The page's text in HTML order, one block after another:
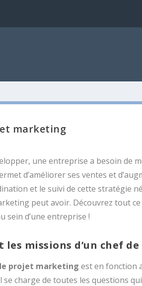
marketing
une entreprise a besoin de
d’améliorer ses ventes et
et le suivi de cette stratégie
peut avoir. Découvrez tout
sein d’une entreprise !
les missions d’un chef
projet marketing est en fonction
se charge de toutes les questions